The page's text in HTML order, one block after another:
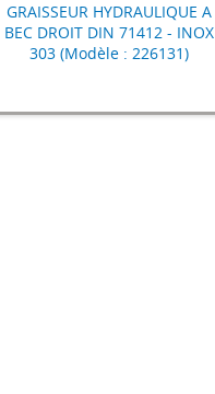
GRAISSEUR HYDRAULIQUE A
BEC DROIT DIN 71412 - INOX
303 (Modèle : 226131)